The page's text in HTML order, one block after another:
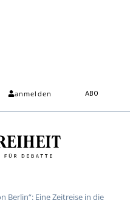
anmelden ABO
Berlin“: Eine Zeitreise in die